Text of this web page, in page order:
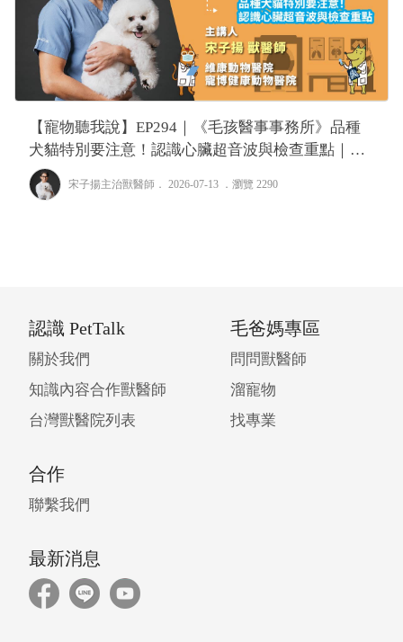
【寵物聽我說】EP294｜《毛孩醫事事務所》品種
犬貓特別要注意！認識心臟超音波與檢查重點｜專
業獸醫—宋子揚
宋子揚主治獸醫師 ． 2026-07-13 ． 瀏覽 2290
認識 PetTalk
關於我們
知識內容合作獸醫師
台灣獸醫院列表
毛爸媽專區
問問獸醫師
溜寵物
找專業
合作
聯繫我們
最新消息